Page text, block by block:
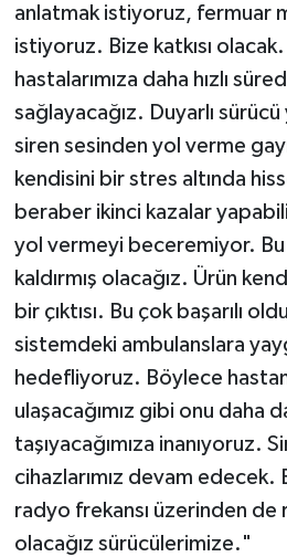
anlatmak istiyoruz, fermuar
istiyoruz. Bize katkısı
hastalarımıza daha hızlı
sağlayacağız. Duyarlı sürücü
siren sesinden yol verme
kendisini bir stres altında
beraber ikinci kazalar
yol vermeyi beceremiyor.
kaldırmış olacağız. Ürün
bir çıktısı. Bu çok başarılı
sistemdeki ambulanslara
hedefliyoruz. Böylece
ulaşacağımız gibi onu daha
taşıyacağımıza inanıyoruz.
cihazlarımız devam edecek.
radyo frekansı üzerinden de
olacağız sürücülerimize."